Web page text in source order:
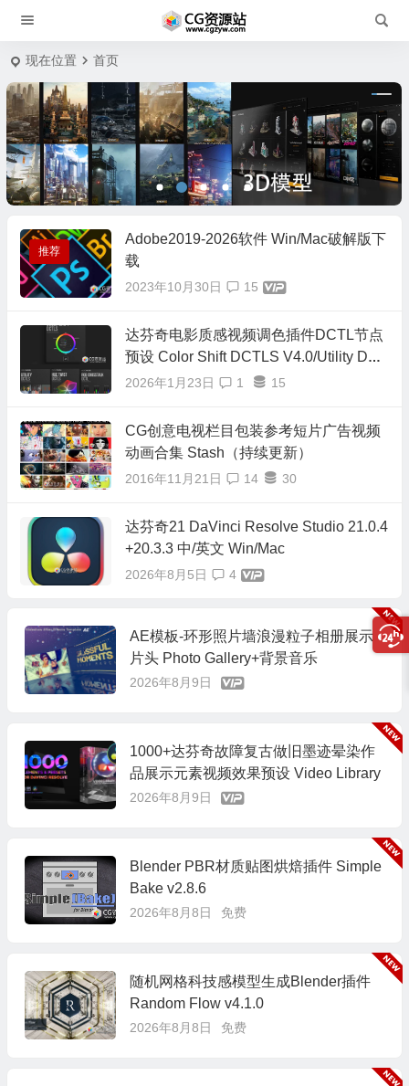
现在位置 首页
推荐
Adobe2019-2026软件 Win/Mac破解版下
载
2023年10月30日 15
达芬奇电影质感视频调色插件DCTL节点
预设 Color Shift DCTLS V4.0/Utility DCT
L/Hue Twist V2/RGB Crosstalk/RGB Spli
2026年1月23日 1 15
CG创意电视栏目包装参考短片广告视频
动画合集 Stash（持续更新）
2016年11月21日 14 30
达芬奇21 DaVinci Resolve Studio 21.0.4
+20.3.3 中/英文 Win/Mac
2026年8月5日 4
AE模板-环形照片墙浪漫粒子相册展示
片头 Photo Gallery+背景音乐
2026年8月9日
1000+达芬奇故障复古做旧墨迹晕染作
品展示元素视频效果预设 Video Library
2026年8月9日
Blender PBR材质贴图烘焙插件 Simple
Bake v2.8.6
2026年8月8日 免费
随机网格科技感模型生成Blender插件
Random Flow v4.1.0
2026年8月8日 免费